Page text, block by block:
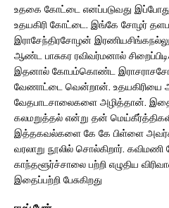
உதகை கோட்டை எனப்படுவது இப்போது
உதயகிரி கோட்டை. இங்கே சோழர்
இராசேந்திரசோழன்
ஆண்ட பாசுகர ரவிவர்மனால்
இதனால் கோபம்கொண்ட
வேணாட்டை வென்றான். உதயகிரியை
வேதபாடசாலைகளை அழித்தான்.
கலமறுத்தல் என்று தன்
இத்தகவல்களை கே கே பிள்ளை
வரலாறு நூலில் சொல்கிறார்.
காந்தளூர்ச்சாலை பற்றி எழுதிய
இதைப்பற்றி பேசுகிறது